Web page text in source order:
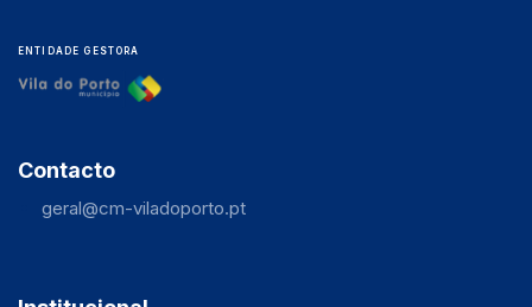
ENTIDADE GESTORA
Contacto
geral@cm-viladoporto.pt